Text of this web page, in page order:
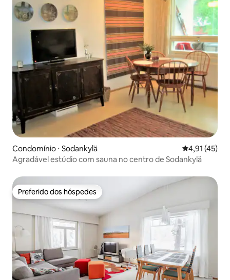
Condomínio ⋅ Sodankylä 4,91 de uma
4,91 (45)
Agradável estúdio com sauna no centro de Sodankylä
Preferido dos hóspedes
Preferido dos hóspedes